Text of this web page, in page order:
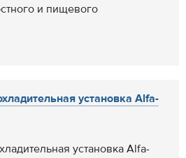
и пищевого
установка Alfa-
установка Alfa-